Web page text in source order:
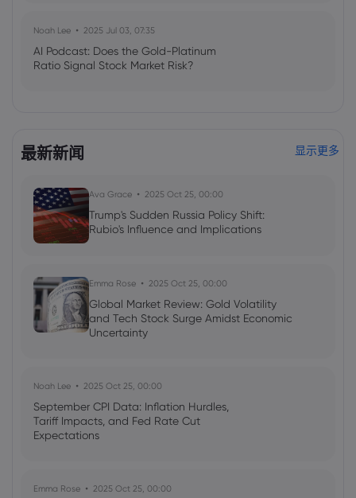
Noah Lee 2025 Jul 03, 07:35
AI Podcast: Does the Gold-Platinum
Ratio Signal Stock Market Risk?
最新新闻 显示更多
Ava Grace 2025 Oct 25, 00:00
Trump's Sudden Russia Policy Shift:
Rubio's Influence and Implications
Emma Rose 2025 Oct 25, 00:00
Global Market Review: Gold Volatility
and Tech Stock Surge Amidst Economic
Uncertainty
Noah Lee 2025 Oct 25, 00:00
September CPI Data: Inflation Hurdles,
Tariff Impacts, and Fed Rate Cut
Expectations
Emma Rose 2025 Oct 25, 00:00